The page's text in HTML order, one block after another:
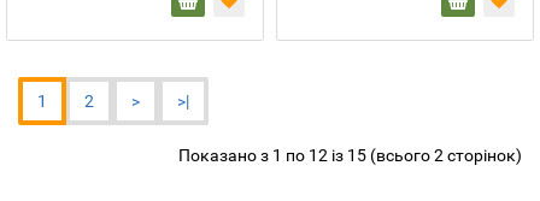
1 2 > >|
Показано з 1 по 12 із 15 (всього 2 сторінок)